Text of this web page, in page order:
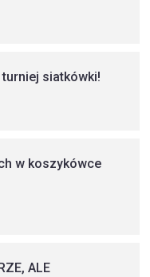
siatkówki!
w koszykówce
ALE